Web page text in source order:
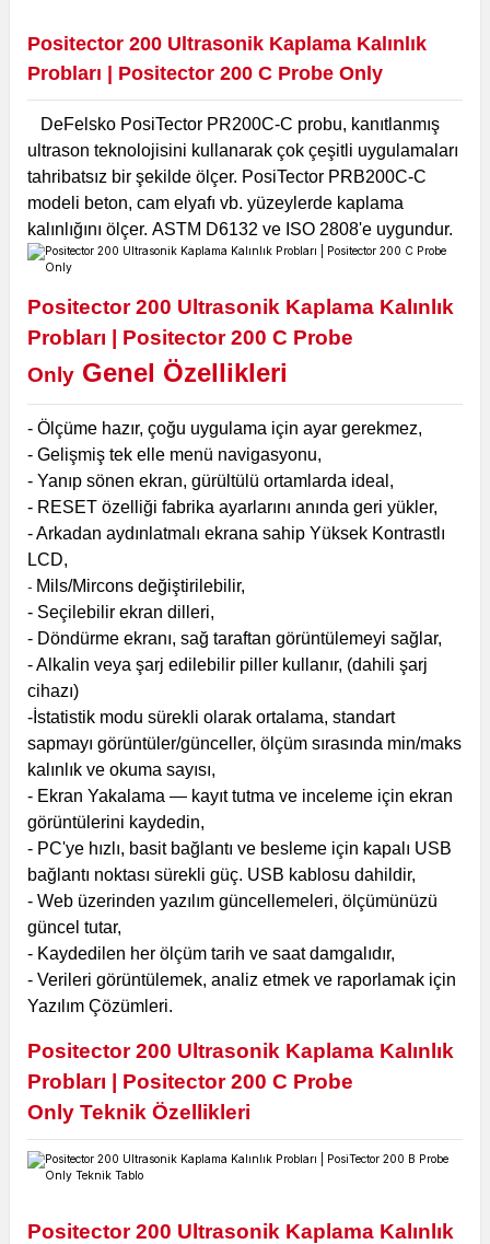
Positector 200 Ultrasonik Kaplama Kalınlık
Probları | Positector 200 C Probe Only
DeFelsko PosiTector PR200C-C probu, kanıtlanmış
ultrason teknolojisini kullanarak çok çeşitli uygulamaları
tahribatsız bir şekilde ölçer. PosiTector PRB200C-C
modeli beton, cam elyafı vb. yüzeylerde kaplama
kalınlığını ölçer. ASTM D6132 ve ISO 2808'e uygundur.
Positector 200 Ultrasonik Kaplama Kalınlık
Probları | Positector 200 C Probe
Only Genel Özellikleri
- Ölçüme hazır, çoğu uygulama için ayar gerekmez,
- Gelişmiş tek elle menü navigasyonu,
- Yanıp sönen ekran, gürültülü ortamlarda ideal,
- RESET özelliği fabrika ayarlarını anında geri yükler,
- Arkadan aydınlatmalı ekrana sahip Yüksek Kontrastlı
LCD,
- Mils/Mircons değiştirilebilir,
- Seçilebilir ekran dilleri,
- Döndürme ekranı, sağ taraftan görüntülemeyi sağlar,
- Alkalin veya şarj edilebilir piller kullanır, (dahili şarj
cihazı)
-İstatistik modu sürekli olarak ortalama, standart
sapmayı görüntüler/günceller, ölçüm sırasında min/maks
kalınlık ve okuma sayısı,
- Ekran Yakalama — kayıt tutma ve inceleme için ekran
görüntülerini kaydedin,
- PC'ye hızlı, basit bağlantı ve besleme için kapalı USB
bağlantı noktası sürekli güç. USB kablosu dahildir,
- Web üzerinden yazılım güncellemeleri, ölçümünüzü
güncel tutar,
- Kaydedilen her ölçüm tarih ve saat damgalıdır,
- Verileri görüntülemek, analiz etmek ve raporlamak için
Yazılım Çözümleri.
Positector 200 Ultrasonik Kaplama Kalınlık
Probları | Positector 200 C Probe
Only Teknik Özellikleri
Positector 200 Ultrasonik Kaplama Kalınlık